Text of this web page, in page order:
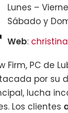
Lunes –
Sábado y
Web:
PC de
por su
lucha
Los clientes